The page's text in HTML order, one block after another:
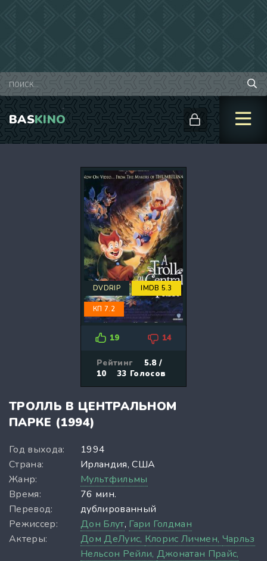
BASKINO
DVDRIP IMDB 5.3
КП 7.2
19 14
Рейтинг
5.8 /
10
33 Голосов
ТРОЛЛЬ В ЦЕНТРАЛЬНОМ
ПАРКЕ (1994)
Год выхода:
1994
Страна:
Ирландия, США
Жанр:
Мультфильмы
Время:
76 мин.
Перевод:
дублированный
Режиссер:
Дон Блут, Гари Голдман
Актеры:
Дом ДеЛуис, Клорис Личмен, Чарльз
Нельсон Рейли, Джонатан Прайс,